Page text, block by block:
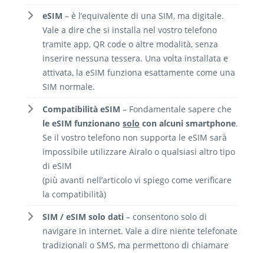
eSIM – è l’equivalente di una SIM, ma digitale.
Vale a dire che si installa nel vostro telefono
tramite app, QR code o altre modalità, senza
inserire nessuna tessera. Una volta installata e
attivata, la eSIM funziona esattamente come una
SIM normale.
Compatibilità eSIM – Fondamentale sapere che
le eSIM funzionano solo con alcuni smartphone.
Se il vostro telefono non supporta le eSIM sarà
impossibile utilizzare Airalo o qualsiasi altro tipo
di eSIM
(più avanti nell’articolo vi spiego come verificare
la compatibilità)
SIM / eSIM solo dati – consentono solo di
navigare in internet. Vale a dire niente telefonate
tradizionali o SMS, ma permettono di chiamare